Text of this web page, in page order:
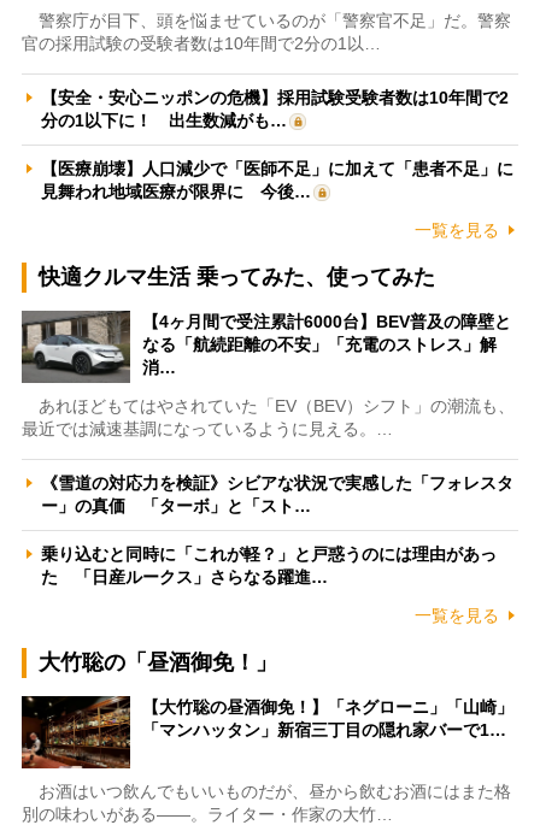
警察庁が目下、頭を悩ませているのが「警察官不足」だ。警察
官の採用試験の受験者数は10年間で2分の1以…
【安全・安心ニッポンの危機】採用試験受験者数は10年間で2
分の1以下に！ 出生数減がも…
【医療崩壊】人口減少で「医師不足」に加えて「患者不足」に
見舞われ地域医療が限界に 今後…
一覧を見る
快適クルマ生活 乗ってみた、使ってみた
【4ヶ月間で受注累計6000台】BEV普及の障壁と
なる「航続距離の不安」「充電のストレス」解
消…
あれほどもてはやされていた「EV（BEV）シフト」の潮流も、
最近では減速基調になっているように見える。…
《雪道の対応力を検証》シビアな状況で実感した「フォレスタ
ー」の真価 「ターボ」と「スト…
乗り込むと同時に「これが軽？」と戸惑うのには理由があっ
た 「日産ルークス」さらなる躍進…
一覧を見る
大竹聡の「昼酒御免！」
【大竹聡の昼酒御免！】「ネグローニ」「山崎」
「マンハッタン」新宿三丁目の隠れ家バーで1…
お酒はいつ飲んでもいいものだが、昼から飲むお酒にはまた格
別の味わいがある――。ライター・作家の大竹…